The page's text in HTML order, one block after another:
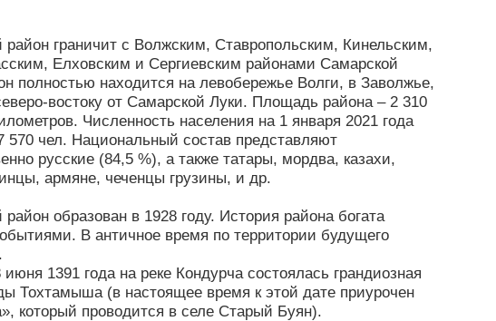
район граничит с Волжским, Ставропольским, Кинельским,
Елховским и Сергиевским районами Самарской
полностью находится на левобережье Волги, в Заволжье,
востоку от Самарской Луки. Площадь района – 2 310
Численность населения на 1 января 2021 года
570 чел. Национальный состав представляют
русские (84,5 %), а также татары, мордва, казахи,
армяне, чеченцы грузины, и др.
район образован в 1928 году. История района богата
В античное время по территории будущего
1391 года на реке Кондурча состоялась грандиозная
Тохтамыша (в настоящее время к этой дате приурочен
который проводится в селе Старый Буян).